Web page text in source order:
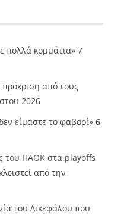
πολλά κομμάτια» 7
πρόκριση από τους
2026
είμαστε το φαβορί» 6
του ΠΑΟΚ στα playoffs
από την
του Δικεφάλου που